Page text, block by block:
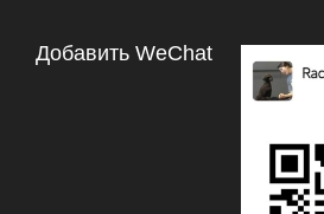
Добавить WeChat